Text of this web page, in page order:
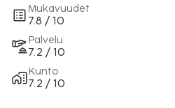
Mukavuudet
7.8 / 10
Palvelu
7.2 / 10
Kunto
7.2 / 10